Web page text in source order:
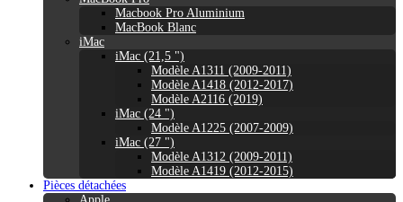
Macbook Pro Aluminium
MacBook Blanc
iMac
iMac (21,5 ")
Modèle A1311 (2009-2011)
Modèle A1418 (2012-2017)
Modèle A2116 (2019)
iMac (24 ")
Modèle A1225 (2007-2009)
iMac (27 ")
Modèle A1312 (2009-2011)
Modèle A1419 (2012-2015)
Pièces détachées